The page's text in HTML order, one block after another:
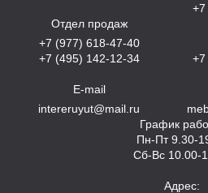
Отдел продаж
+7 (977) 618-47-40
+7 (495) 142-12-34
E-mail
intereruyut@mail.ru
+7
+7
График
Пн-Пт 9.30-
Сб-Вс 10.00-
Адрес: